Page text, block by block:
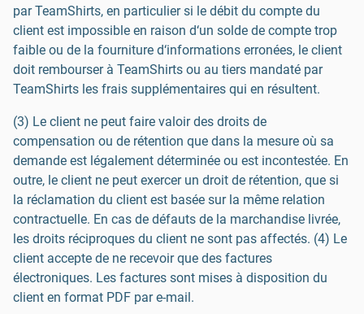
par TeamShirts, en particulier si le débit du compte du
client est impossible en raison d‘un solde de compte trop
faible ou de la fourniture d‘informations erronées, le client
doit rembourser à TeamShirts ou au tiers mandaté par
TeamShirts les frais supplémentaires qui en résultent.
(3) Le client ne peut faire valoir des droits de
compensation ou de rétention que dans la mesure où sa
demande est légalement déterminée ou est incontestée. En
outre, le client ne peut exercer un droit de rétention, que si
la réclamation du client est basée sur la même relation
contractuelle. En cas de défauts de la marchandise livrée,
les droits réciproques du client ne sont pas affectés. (4) Le
client accepte de ne recevoir que des factures
électroniques. Les factures sont mises à disposition du
client en format PDF par e-mail.